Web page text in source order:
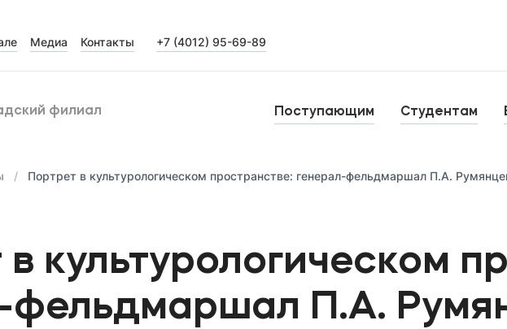
Медиа Контакты +7 (4012) 95-69-89
филиал Поступающим Студентам
организации
Дополнительное профессиональное образование
Портрет в культурологическом пространстве: генерал-фельдмаршал П.А.
культурологическом
фельдмаршал П.А.